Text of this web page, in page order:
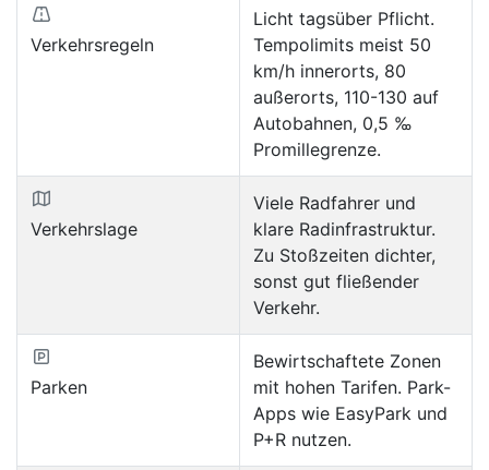
Verkehrsregeln
Licht tagsüber Pflicht.
Tempolimits meist 50
km/h innerorts, 80
außerorts, 110-130 auf
Autobahnen, 0,5 ‰
Promillegrenze.
Verkehrslage
Viele Radfahrer und
klare Radinfrastruktur.
Zu Stoßzeiten dichter,
sonst gut fließender
Verkehr.
Parken
Bewirtschaftete Zonen
mit hohen Tarifen. Park-
Apps wie EasyPark und
P+R nutzen.